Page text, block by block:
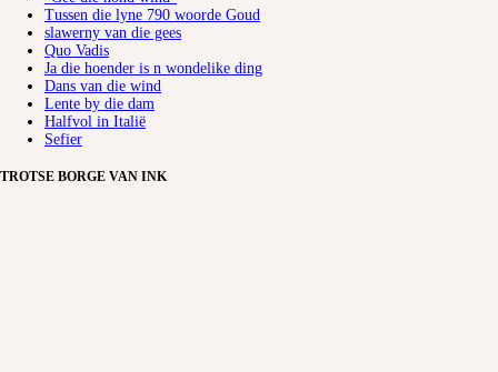
Tussen die lyne 790 woorde Goud
slawerny van die gees
Quo Vadis
Ja die hoender is n wondelike ding
Dans van die wind
Lente by die dam
Halfvol in Italië
Sefier
TROTSE BORGE VAN INK